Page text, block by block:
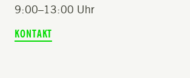
9:00–13:00 Uhr
KONTAKT